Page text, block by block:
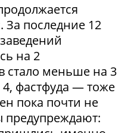
За последние 12
на 2
стало меньше на 3
фастфуда — тоже
пока почти не
предупреждают: